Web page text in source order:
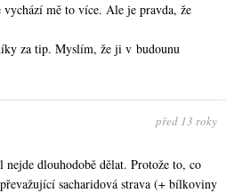
mě to více. Ale je pravda, že
za tip. Myslím, že ji v budounu
před 13 roky
dlouhodobě dělat. Protože to, co
sacharidová strava (+ bílkoviny